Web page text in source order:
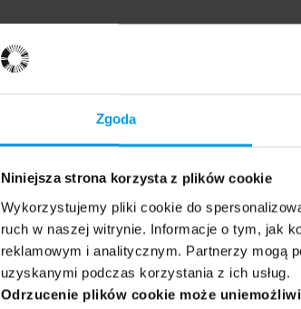
Zgoda
Niniejsza strona korzysta z plików cookie
Wykorzystujemy pliki cookie do
ruch w naszej witrynie. Informacje o tym, jak
reklamowym i analitycznym. Partnerzy mogą
uzyskanymi podczas korzystania z ich usług.
Odrzucenie plików cookie może